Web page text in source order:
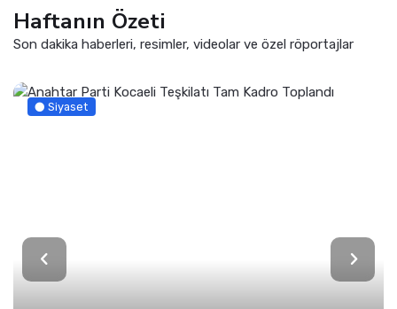
Haftanın Özeti
Son dakika haberleri, resimler, videolar ve özel röportajlar
Siyaset